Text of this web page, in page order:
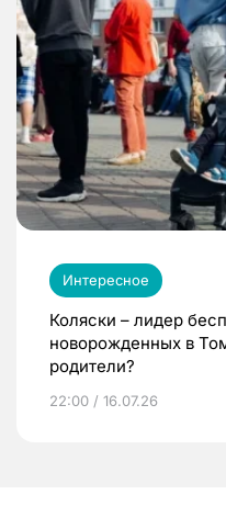
Интересное
Коляски – лидер
новорожденных в
родители?
22:00 / 16.07.26